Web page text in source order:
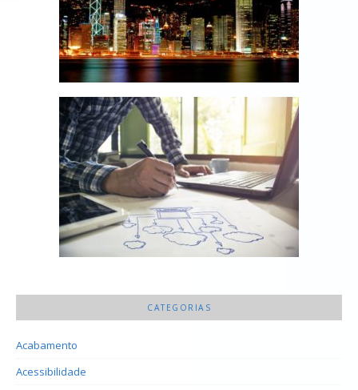
CATEGORIAS
Acabamento
Acessibilidade